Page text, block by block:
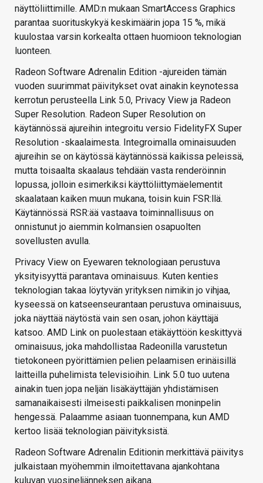
näyttöliittimille. AMD:n mukaan SmartAccess Graphics
parantaa suorituskykyä keskimäärin jopa 15 %, mikä
kuulostaa varsin korkealta ottaen huomioon teknologian
luonteen.
Radeon Software Adrenalin Edition -ajureiden tämän
vuoden suurimmat päivitykset ovat ainakin keynotessa
kerrotun perusteella Link 5.0, Privacy View ja Radeon
Super Resolution. Radeon Super Resolution on
käytännössä ajureihin integroitu versio FidelityFX Super
Resolution -skaalaimesta. Integroimalla ominaisuuden
ajureihin se on käytössä käytännössä kaikissa peleissä,
mutta toisaalta skaalaus tehdään vasta renderöinnin
lopussa, jolloin esimerkiksi käyttöliittymäelementit
skaalataan kaiken muun mukana, toisin kuin FSR:llä.
Käytännössä RSR:ää vastaava toiminnallisuus on
onnistunut jo aiemmin kolmansien osapuolten
sovellusten avulla.
Privacy View on Eyewaren teknologiaan perustuva
yksityisyyttä parantava ominaisuus. Kuten kenties
teknologian takaa löytyvän yrityksen nimikin jo vihjaa,
kyseessä on katseenseurantaan perustuva ominaisuus,
joka näyttää näytöstä vain sen osan, johon käyttäjä
katsoo. AMD Link on puolestaan etäkäyttöön keskittyvä
ominaisuus, joka mahdollistaa Radeonilla varustetun
tietokoneen pyörittämien pelien pelaamisen erinäisillä
laitteilla puhelimista televisioihin. Link 5.0 tuo uutena
ainakin tuen jopa neljän lisäkäyttäjän yhdistämisen
samanaikaisesti ilmeisesti paikkalisen moninpelin
hengessä. Palaamme asiaan tuonnempana, kun AMD
kertoo lisää teknologian päivityksistä.
Radeon Software Adrenalin Editionin merkittävä päivitys
julkaistaan myöhemmin ilmoitettavana ajankohtana
kuluvan vuosineljänneksen aikana.